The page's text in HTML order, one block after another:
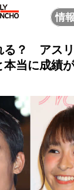
情
る？ アス
当に成績